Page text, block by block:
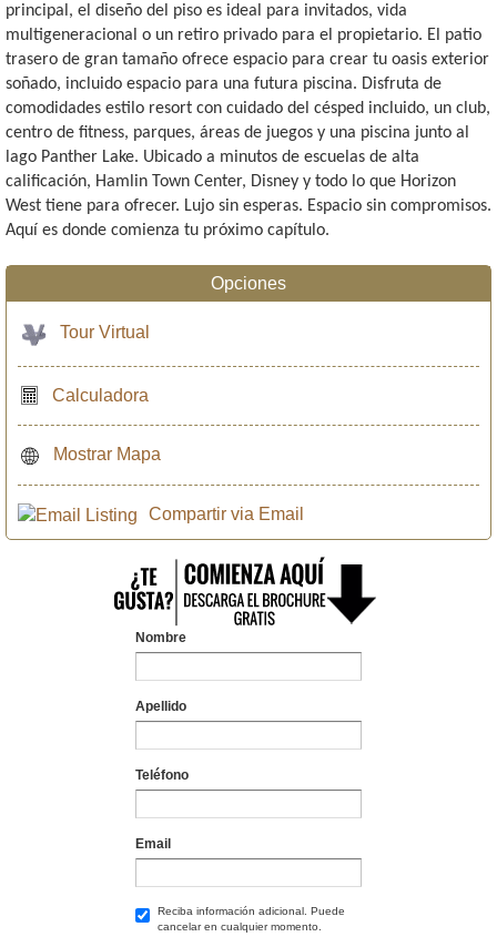
principal, el diseño del piso es ideal para invitados, vida
multigeneracional o un retiro privado para el propietario. El patio
trasero de gran tamaño ofrece espacio para crear tu oasis exterior
soñado, incluido espacio para una futura piscina. Disfruta de
comodidades estilo resort con cuidado del césped incluido, un club,
centro de fitness, parques, áreas de juegos y una piscina junto al
lago Panther Lake. Ubicado a minutos de escuelas de alta
calificación, Hamlin Town Center, Disney y todo lo que Horizon
West tiene para ofrecer. Lujo sin esperas. Espacio sin compromisos.
Aquí es donde comienza tu próximo capítulo.
Opciones
Tour Virtual
Calculadora
Mostrar Mapa
Compartir via Email
Nombre
Apellido
Teléfono
Email
Reciba información adicional. Puede
cancelar en cualquier momento.